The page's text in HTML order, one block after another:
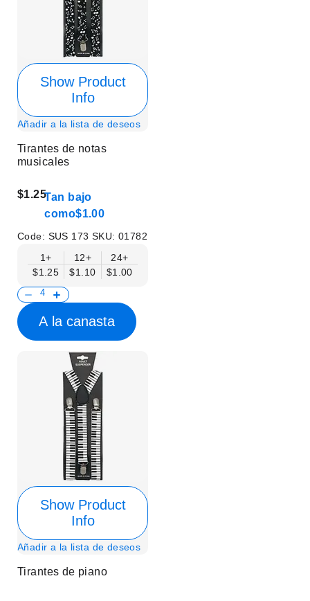
Show Product
Info
Añadir a la lista de deseos
Tirantes de notas
musicales
$1.25Tan bajo
como$1.00
Code: SUS 173 SKU:01782
1+
$1.25
12+
$1.10
24+
$1.00
A la canasta
Show Product
Info
Añadir a la lista de deseos
Tirantes de piano